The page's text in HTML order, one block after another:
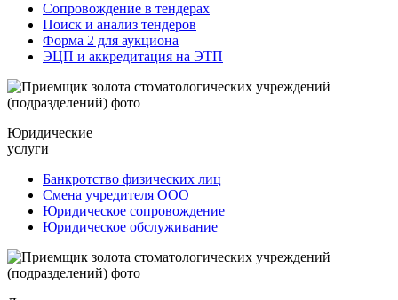
Сопровождение в тендерах
Поиск и анализ тендеров
Форма 2 для аукциона
ЭЦП и аккредитация на ЭТП
Юридические
услуги
Банкротство физических лиц
Смена учредителя ООО
Юридическое сопровождение
Юридическое обслуживание